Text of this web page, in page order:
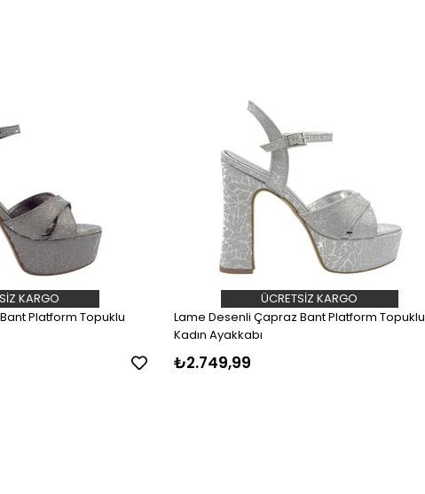
Platform Topuklu
KARGO
Lame Desenli Çapraz Bant Platform Topuklu
Kadın Ayakkabı
₺2.749,99
ÜCRETSIZ KARGO